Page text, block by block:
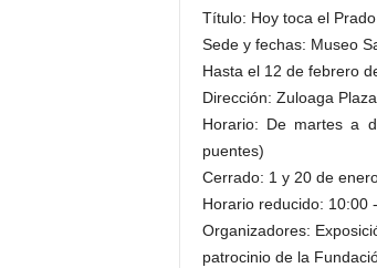
Título: Hoy toca el Prado
Sede y fechas: Museo
Hasta el 12 de febrero
Dirección: Zuloaga
Horario: De martes a
puentes)
Cerrado: 1 y 20 de
Horario reducido: 10:00
Organizadores:
patrocinio de la